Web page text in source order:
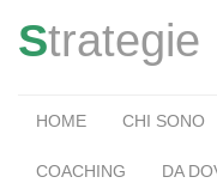
Strategie
HOME CHI SONO
COACHING DA